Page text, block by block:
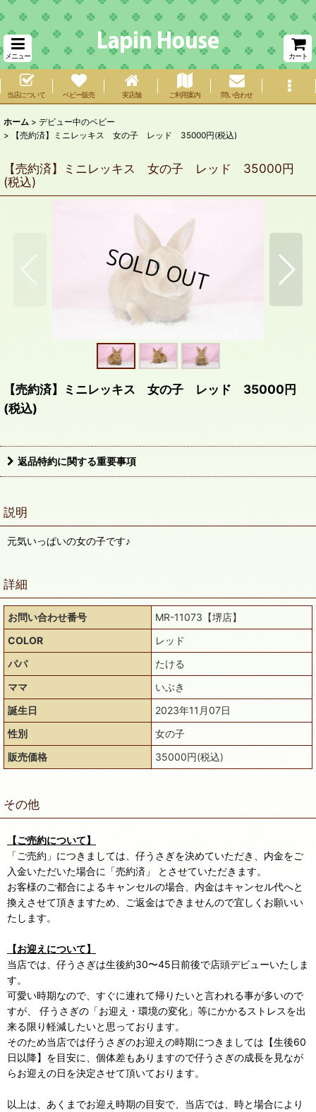
メニュー カート
当店について ベビー販売 実店舗 ご利用案内 問い合わせ
ホーム > デビュー中のベビー
>
【売約済】ミニレッキス 女の子 レッド 35000円(税込)
【売約済】ミニレッキス 女の子 レッド 35000円
(税込)
【売約済】ミニレッキス 女の子 レッド 35000円
(税込)
返品特約に関する重要事項
説明
元気いっぱいの女の子です♪
詳細
お問い合わせ番号
MR-11073【堺店】
COLOR
レッド
パパ
たける
ママ
いぶき
誕生日
2023年11月07日
性別
女の子
販売価格
35000円(税込)
その他
【ご売約について】
「ご売約」につきましては、仔うさぎを決めていただき、内金をご
入金いただいた場合に「売約済」 とさせていただきます。
お客様のご都合によるキャンセルの場合、内金はキャンセル代へと
換えさせて頂きますため、ご返金はできませんので宜しくお願いい
たします。
【お迎えについて】
当店では、仔うさぎは生後約30〜45日前後で店頭デビューいたしま
す。
可愛い時期なので、すぐに連れて帰りたいと言われる事が多いので
すが、 仔うさぎの「お迎え・環境の変化」等にかかるストレスを出
来る限り軽減したいと思っております。
そのため当店では仔うさぎのお迎えの時期につきましては【生後60
日以降】を目安に、個体差もありますので仔うさぎの成長を見なが
らお迎えの日を決定させて頂いております。
以上は、あくまでお迎え時期の目安で、当店では、時と場合により